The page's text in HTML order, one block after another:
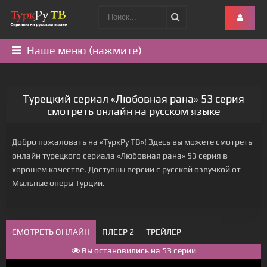
Наше меню (нажмите)
Турецкий сериал «Любовная рана» 53 серия
смотреть онлайн на русском языке
Добро пожаловать на «ТуркРу ТВ»! Здесь вы можете смотреть
онлайн турецкого сериала «Любовная рана» 53 серия в
хорошем качестве. Доступны версии с русской озвучкой от
Мыльные оперы Турции.
СМОТРЕТЬ ОНЛАЙН ПЛЕЕР 2
ТРЕЙЛЕР
Вы остановились на 53 серии